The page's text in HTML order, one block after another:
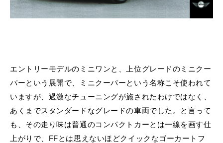
エントリーモデルのミニワンと、上位グレードのミニクー
パーという展開で、ミニクーパーという名称こそ使われて
いますが、過激なチューニングが施されたわけではなく、
あくまでスタンダードなグレードの車両でした。と言って
も、その走り味は普通のコンパクトカーとは一線を画す仕
上がりで、FFとは思えないほどクイックなゴーカートフ